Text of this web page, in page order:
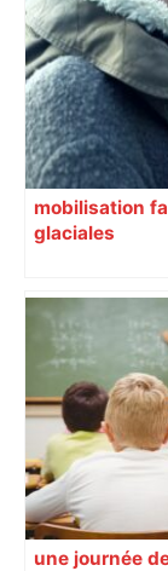
mobilisation
glaciales
une journée